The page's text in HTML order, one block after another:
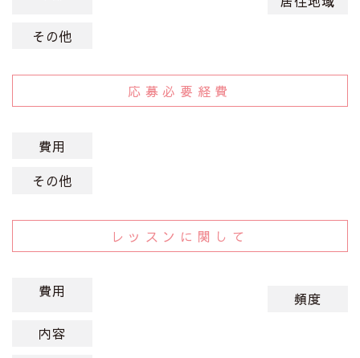
その他
応募必要経費
費用
その他
レッスンに関して
費用
頻度
内容